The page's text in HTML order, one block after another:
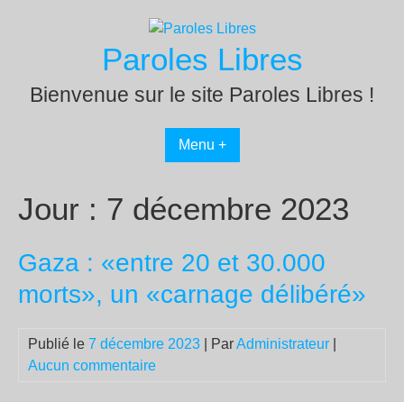
Paroles Libres
Bienvenue sur le site Paroles Libres !
Menu +
Jour : 7 décembre 2023
Gaza : «entre 20 et 30.000
morts», un «carnage délibéré»
Publié le 7 décembre 2023 | ParAdministrateur
Aucun commentaire